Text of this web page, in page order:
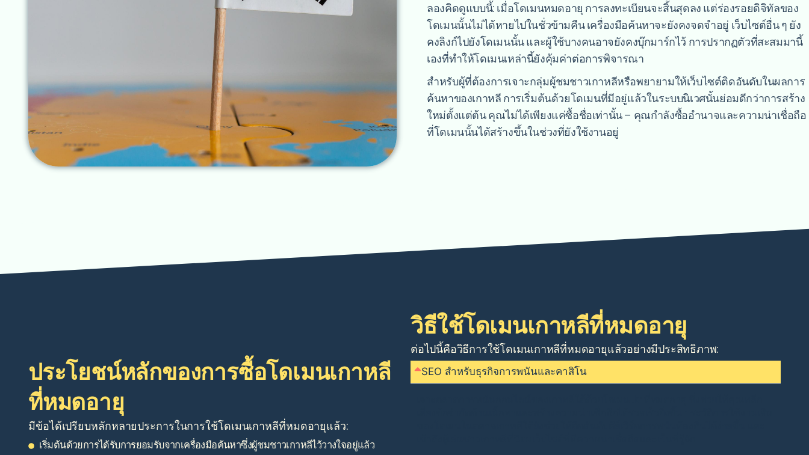
ลองคิดดูแบบนี้: เมื่อโดเมนหมดอายุ การลงทะเบียนจะสิ้นสุดลง แต่ร่องรอยดิจิทัลของ
โดเมนนั้นไม่ได้หายไปในชั่วข้ามคืน เครื่องมือค้นหาจะยังคงจดจำอยู่ เว็บไซต์อื่น ๆ ยัง
คงลิงก์ไปยังโดเมนนั้น และผู้ใช้บางคนอาจยังคงบุ๊กมาร์กไว้ การปรากฏตัวที่สะสมมานี้
เองที่ทำให้โดเมนเหล่านี้ยังคุ้มค่าต่อการพิจารณา
สำหรับผู้ที่ต้องการเจาะกลุ่มผู้ชมชาวเกาหลีหรือพยายามให้เว็บไซต์ติดอันดับในผลการ
ค้นหาของเกาหลี การเริ่มต้นด้วยโดเมนที่มีอยู่แล้วในระบบนิเวศนั้นย่อมดีกว่าการสร้าง
ใหม่ตั้งแต่ต้น คุณไม่ได้เพียงแค่ซื้อชื่อเท่านั้น – คุณกำลังซื้ออำนาจและความน่าเชื่อถือ
ที่โดเมนนั้นได้สร้างขึ้นในช่วงที่ยังใช้งานอยู่
ประโยชน์หลักของการซื้อโดเมนเกาหลี
ที่หมดอายุ
มีข้อได้เปรียบหลักหลายประการในการใช้โดเมนเกาหลีที่หมดอายุแล้ว:
เริ่มต้นด้วยการได้รับการยอมรับจากเครื่องมือค้นหาซึ่งผู้ชมชาวเกาหลีไว้วางใจอยู่แล้ว
วิธีใช้โดเมนเกาหลีที่หมดอายุ
ต่อไปนี้คือวิธีการใช้โดเมนเกาหลีที่หมดอายุแล้วอย่างมีประสิทธิภาพ:
SEO สำหรับธุรกิจการพนันและคาสิโน